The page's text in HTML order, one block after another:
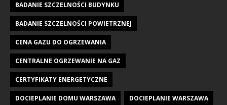
BADANIE SZCZELNOŚCI BUDYNKU
BADANIE SZCZELNOŚCI POWIETRZNEJ
CENA GAZU DO OGRZEWANIA
CENTRALNE OGRZEWANIE NA GAZ
CERTYFIKATY ENERGETYCZNE
DOCIEPLANIE DOMU WARSZAWA DOCIEPLANIE WARSZAWA